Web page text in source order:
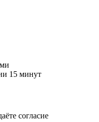
15 минут
согласие